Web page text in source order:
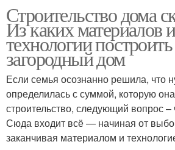
Строительство дома
Из каких материалов
технологии
загородный дом
Если семья осознанно решила, что
определилась с суммой, которую
строительство, следующий вопрос –
Сюда входит всё — начиная от
заканчивая материалом и